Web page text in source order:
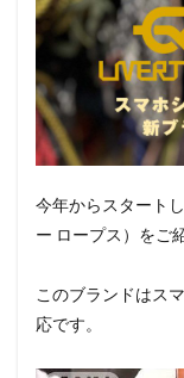
今年からスタート
ー ロープス）をご
このブランドはス
応です。